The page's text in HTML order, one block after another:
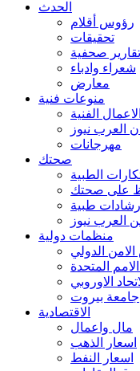
الحدث
رؤوس أقلام
تحقيقات
تقارير صحفية
شعراء وادباء
معارض
منوعات فنية
الفنية
العرب نيوز
مهرجانات
صحتك
الطبية
على صحتك
ارشادات طبية
العرب نيوز
منظمات دولية
الدولي
المتحدة
الاوروبي
جامعة بيروت
الاقتصادية
مال واعمال
اسعار الذهب
اسعار النفط